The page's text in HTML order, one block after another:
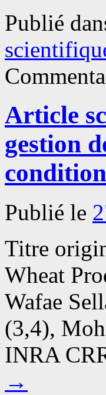
Publié
Article
gestion
Publié le
Titre
Wheat
Wafae
(3,4),
INRA
→